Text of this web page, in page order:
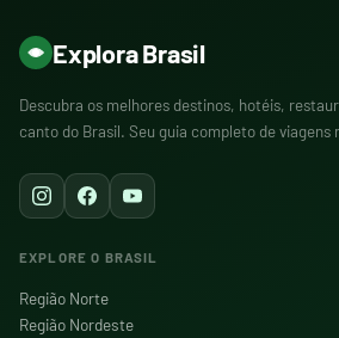
Explora Brasil
Descubra os melhores destinos, hotéis,
canto do Brasil. Seu guia completo de viagens
EXPLORE O BRASIL
Região Norte
Região Nordeste